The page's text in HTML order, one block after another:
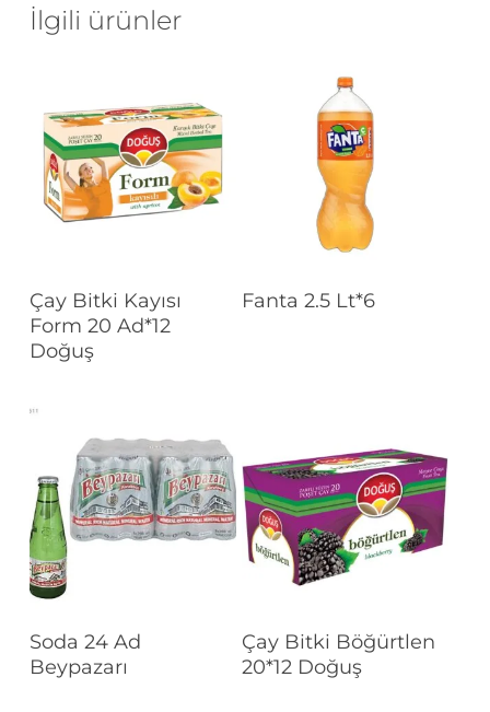
İlgili ürünler
Devamını Oku
Çay Bitki Kayısı
Form 20 Ad*12
Doğuş
Devamını Oku
Fanta 2.5 Lt*6
Devamını Oku
Soda 24 Ad
Beypazarı
Devamını Oku
Çay Bitki Böğürtlen
20*12 Doğuş